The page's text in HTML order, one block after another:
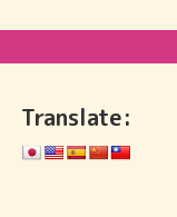
Translate: